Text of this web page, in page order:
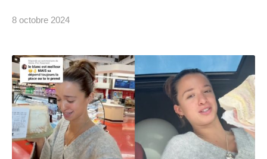
8 octobre 2024